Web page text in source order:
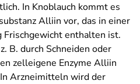
In Knoblauch kommt es
Alliin vor, das in einer
Frischgewicht enthalten ist.
B. durch Schneiden oder
zelleigene Enzyme Alliin
Arzneimitteln wird der